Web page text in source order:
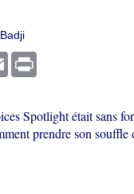
Email Print
Spotlight était sans
prendre son